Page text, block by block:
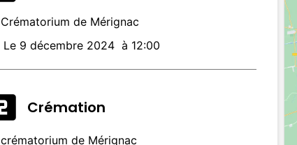
Crématorium de Mérignac
Le 9 décembre 2024 à 12:00
Crémation
crématorium de Mérignac